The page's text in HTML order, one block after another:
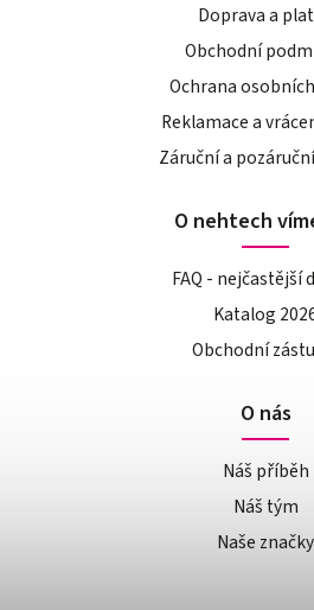
Doprava a
Obchodní
Ochrana
Reklamace a
Záruční a
O nehtech
FAQ - nejčastější
Katalog
Obchodní
O nás
Náš příběh
Náš tým
Naše značky